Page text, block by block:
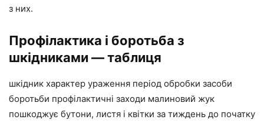
з них.
Профілактика і боротьба з
шкідниками — таблиця
шкідник характер ураження період обробки засоби
боротьби профілактичні заходи малиновий жук
пошкоджує бутони, листя і квітки за тиждень до початку